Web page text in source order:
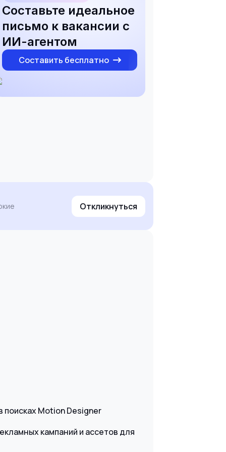
Составьте идеальное
письмо к вакансии с
ИИ-агентом
Составить бесплатно
Откликнуться
поисках Motion Designer
кампаний и ассетов для